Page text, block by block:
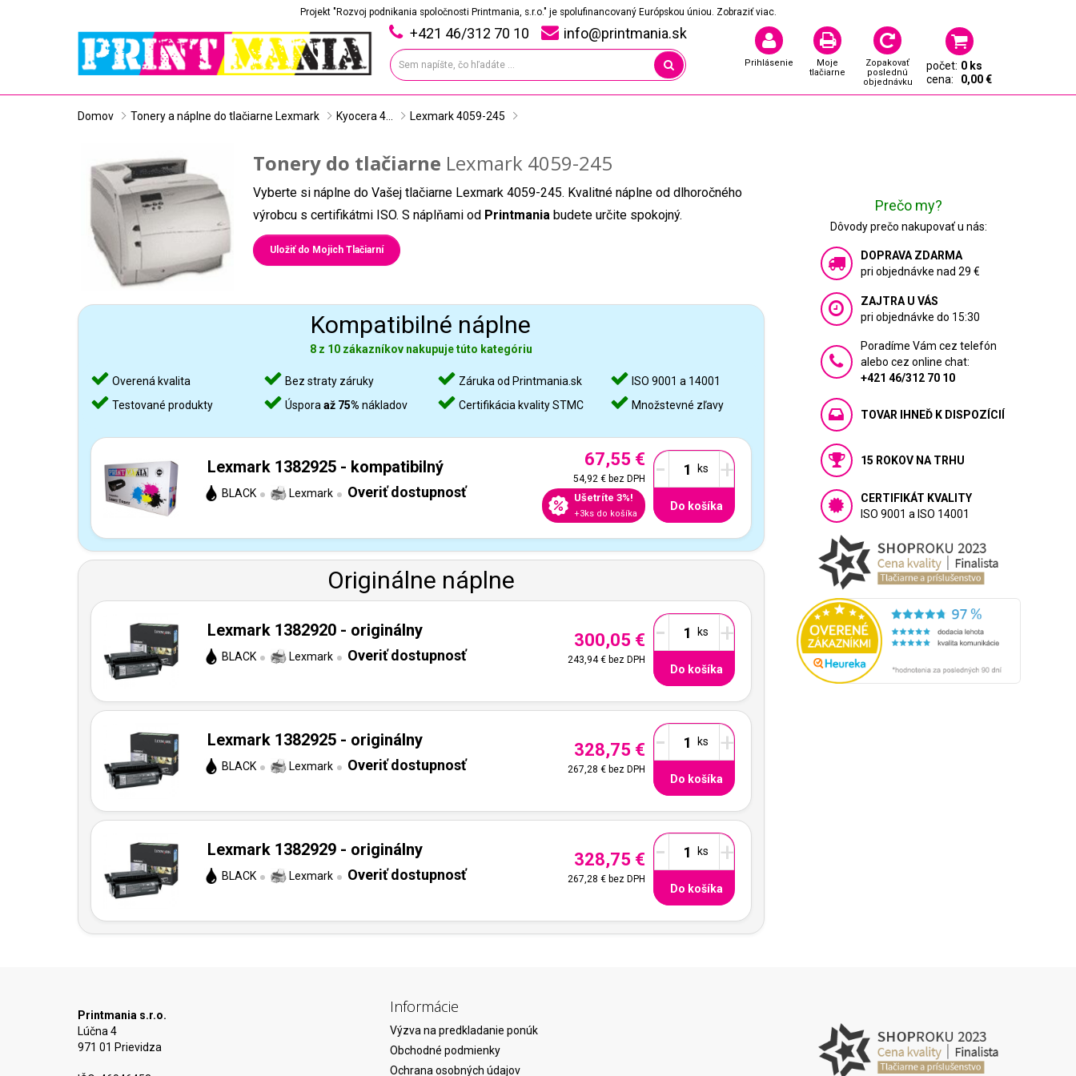
Projekt "Rozvoj podnikania spoločnosti Printmania, s.r.o." je spolufinancovaný Európskou úniou. Zobraziť viac.
+421 46/312 70 10 info@printmania.sk
Prihlásenie
Moje
tlačiarne
Zopakovať
poslednú
objednávku
počet: 0 ks
cena:
0,00 €
Domov Tonery a náplne do tlačiarne Lexmark Kyocera 4... Lexmark 4059-245
Tonery do tlačiarne Lexmark 4059-245
Vyberte si náplne do Vašej tlačiarne Lexmark 4059-245. Kvalitné náplne od dlhoročného
výrobcu s certifikátmi ISO. S náplňami od Printmania budete určite spokojný.
Uložiť do Mojich Tlačiarní
Kompatibilné náplne
8 z 10 zákazníkov nakupuje túto kategóriu
Overená kvalita
Testované produkty
Bez straty záruky
Úsporaaž 75% nákladov
Záruka od Printmania.sk
Certifikácia kvality STMC
ISO 9001 a 14001
Množstevné zľavy
Lexmark 1382925 - kompatibilný
BLACK Lexmark Overiť dostupnosť
67,55 €
54,92 €bez DPH
Ušetríte 3%!
+3ks do košíka
- +
Do košíka
Originálne náplne
Lexmark 1382920 - originálny
BLACK Lexmark Overiť dostupnosť
300,05 €
243,94 €bez DPH
- +
Do košíka
Lexmark 1382925 - originálny
BLACK Lexmark Overiť dostupnosť
328,75 €
267,28 €bez DPH
- +
Do košíka
Lexmark 1382929 - originálny
BLACK Lexmark Overiť dostupnosť
328,75 €
267,28 €bez DPH
- +
Do košíka
Prečo my?
Dôvody prečo nakupovať u nás:
DOPRAVA ZDARMA
pri objednávke nad 29 €
ZAJTRA U VÁS
pri objednávke do 15:30
Poradíme Vám cez telefón
alebo cez online chat:
+421 46/312 70 10
TOVAR IHNEĎ K DISPOZÍCIÍ
15 ROKOV NA TRHU
CERTIFIKÁT KVALITY
ISO 9001 a ISO 14001
Printmania s.r.o.
Lúčna 4
971 01 Prievidza
Informácie
Výzva na predkladanie ponúk
Obchodné podmienky
Ochrana osobných údajov